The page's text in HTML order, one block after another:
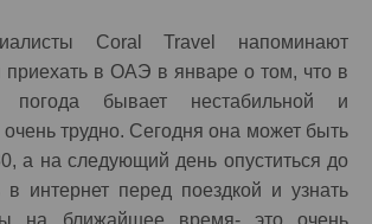
Coral Travel напоминают
в ОАЭ в январе о том, что в
погода бывает нестабильной и
очень трудно. Сегодня она может быть
а на следующий день опуститься до
в интернет перед поездкой и узнать
на ближайшее время- это очень